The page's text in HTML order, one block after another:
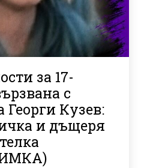
за 17-
с
Георги Кузев:
и дъщеря